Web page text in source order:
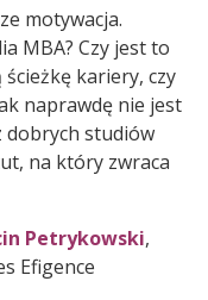
motywacja.
MBA? Czy jest to
kariery, czy
naprawdę nie jest
dobrych studiów
na który zwraca
Petrykowski,
Efigence